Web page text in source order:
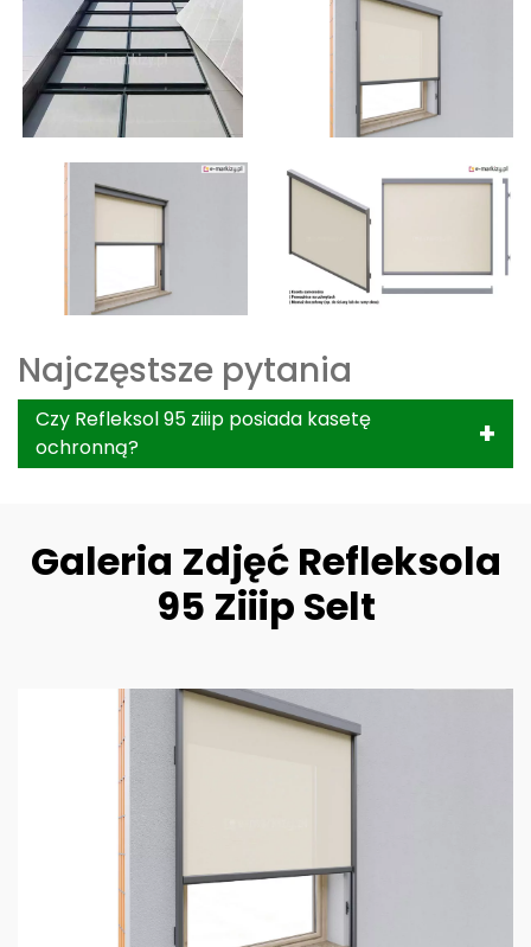
Najczęstsze pytania
Czy Refleksol 95 ziiip posiada kasetę
ochronną?
Galeria Zdjęć Refleksola
95 Ziiip Selt